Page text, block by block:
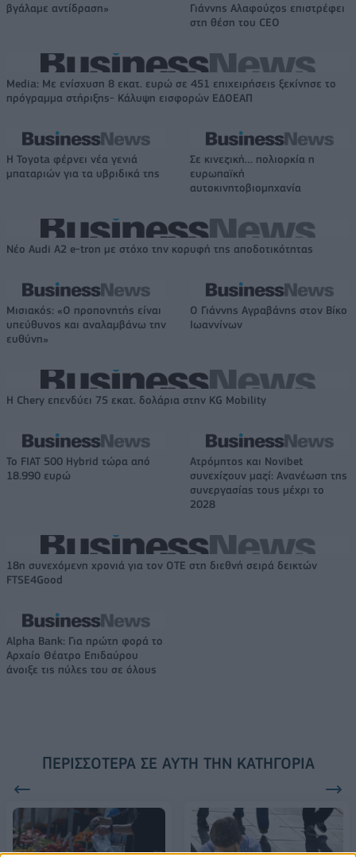
βγάλαμε αντίδραση»
Γιάννης Αλαφούζος επιστρέφει
στη θέση του CEO
Media: Με ενίσχυση 8 εκατ. ευρώ σε 451 επιχειρήσεις ξεκίνησε το
πρόγραμμα στήριξης- Κάλυψη εισφορών ΕΔΟΕΑΠ
Η Toyota φέρνει νέα γενιά
μπαταριών για τα υβριδικά της
Σε κινεζική… πολιορκία η
ευρωπαϊκή
αυτοκινητοβιομηχανία
Νέο Audi A2 e-tron με στόχο την κορυφή της αποδοτικότητας
Μισιακός: «Ο προπονητής είναι
υπεύθυνος και αναλαμβάνω την
ευθύνη»
Ο Γιάννης Αγραβάνης στον Βίκο
Ιωαννίνων
Η Chery επενδύει 75 εκατ. δολάρια στην KG Mobility
Το FIAT 500 Hybrid τώρα από
18.990 ευρώ
Ατρόμητος και Novibet
συνεχίζουν μαζί: Ανανέωση της
συνεργασίας τους μέχρι το
2028
18η συνεχόμενη χρονιά για τον ΟΤΕ στη διεθνή σειρά δεικτών
FTSE4Good
Alpha Bank: Για πρώτη φορά το
Αρχαίο Θέατρο Επιδαύρου
άνοιξε τις πύλες του σε όλους
ΠΕΡΙΣΣΌΤΕΡΑ ΣΕ ΑΥΤΉ ΤΗΝ ΚΑΤΗΓΟΡΊΑ